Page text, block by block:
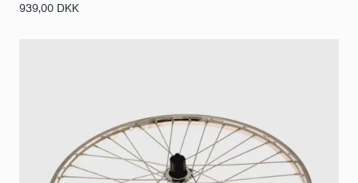
939,00 DKK